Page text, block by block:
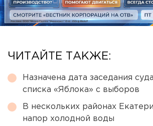
ЧИТАЙТЕ ТАКЖЕ:
Назначена дата заседания
списка «Яблока» с выборов
В нескольких районах
напор холодной воды